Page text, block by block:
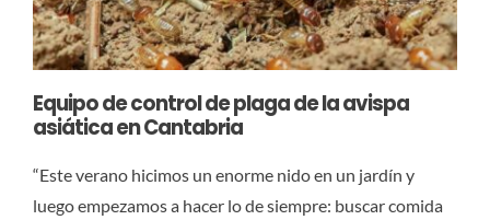
Equipo de control de plaga de la avispa
asiática en Cantabria
“Este verano hicimos un enorme nido en un jardín y
luego empezamos a hacer lo de siempre: buscar comida